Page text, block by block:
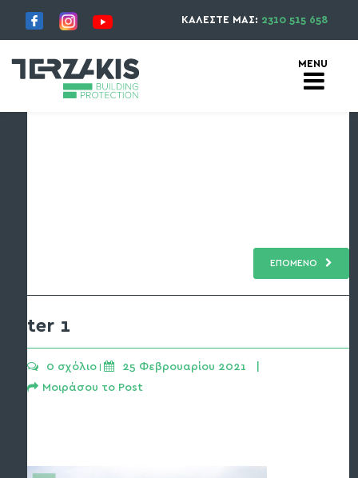
ΚΑΛΕΣΤΕ ΜΑΣ: 2310 515 658
ΕΠΟΜΕΝΟ
ter 1
0 σχόλιο |
25 Φεβρουαρίου 2021   |
Μοιράσου το Post